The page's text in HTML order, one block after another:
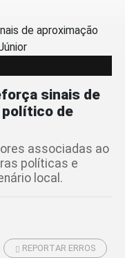
sinais de
político de
associadas ao
políticas e
local.
REPORTAR ERROS